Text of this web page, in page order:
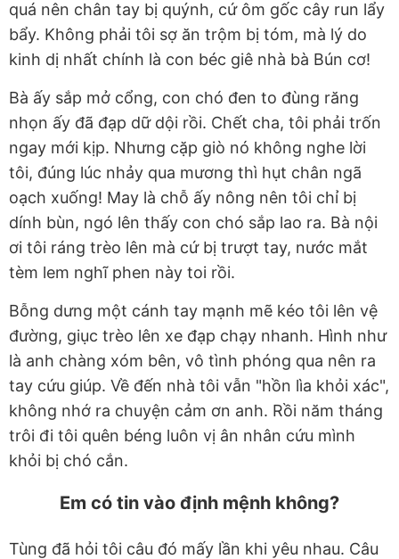
quá nên chân tay bị quýnh, cứ ôm gốc cây run lẩy
bẩy. Không phải tôi sợ ăn trộm bị tóm, mà lý do
kinh dị nhất chính là con béc giê nhà bà Bún cơ!
Bà ấy sắp mở cổng, con chó đen to đùng răng
nhọn ấy đã đạp dữ dội rồi. Chết cha, tôi phải trốn
ngay mới kịp. Nhưng cặp giò nó không nghe lời
tôi, đúng lúc nhảy qua mương thì hụt chân ngã
oạch xuống! May là chỗ ấy nông nên tôi chỉ bị
dính bùn, ngó lên thấy con chó sắp lao ra. Bà nội
ơi tôi ráng trèo lên mà cứ bị trượt tay, nước mắt
tèm lem nghĩ phen này toi rồi.
Bỗng dưng một cánh tay mạnh mẽ kéo tôi lên vệ
đường, giục trèo lên xe đạp chạy nhanh. Hình như
là anh chàng xóm bên, vô tình phóng qua nên ra
tay cứu giúp. Về đến nhà tôi vẫn "hồn lìa khỏi xác",
không nhớ ra chuyện cảm ơn anh. Rồi năm tháng
trôi đi tôi quên béng luôn vị ân nhân cứu mình
khỏi bị chó cắn.
Em có tin vào định mệnh không?
Tùng đã hỏi tôi câu đó mấy lần khi yêu nhau. Câu